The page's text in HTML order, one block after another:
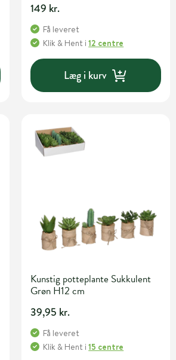
149 kr.
Få leveret
Klik & Hent i12 centre
Læg i kurv
Kunstig potteplante Sukkulent
Grøn H12 cm
39,95 kr.
Få leveret
Klik & Hent i15 centre